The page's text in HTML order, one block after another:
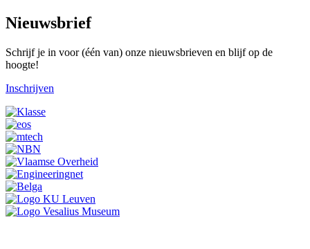
Nieuwsbrief
Schrijf je in voor (één van) onze nieuwsbrieven en blijf op de
hoogte!
Inschrijven